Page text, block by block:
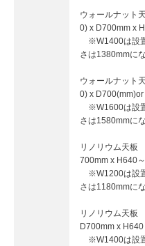
ウォールナッ
0) x D700mm x
※W1400は設
さは1380mmに
ウォールナッ
0) x
※W1600は設
さは1580mmに
リノリウム天
700mm x H640
※W1200は設
さは1180mmに
リノリウム天
D700mm x
※W1400は設